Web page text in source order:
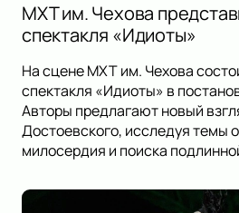
МХТ им. Чехова
спектакля «Идиоты»
На сцене МХТ им. Чехова
спектакля «Идиоты» в
Авторы предлагают новый
Достоевского, исследуя темы
милосердия и поиска